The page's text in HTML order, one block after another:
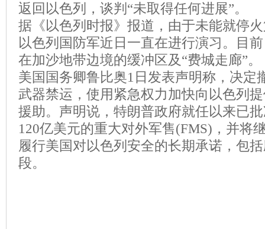
返回以色列，谈判“未取得任何进展”。
据《以色列时报》报道，由于未能就停
以色列国防军近日一直在进行演习。目
在加沙地带边境的缓冲区及“费城走廊”。
美国国务卿鲁比奥1日发表声明称，决定
武器禁运，使用紧急权力加快向以色列
援助。声明说，特朗普政府就任以来已
120亿美元的重大对外军售(FMS)，并将
履行美国对以色列安全的长期承诺，包
段。